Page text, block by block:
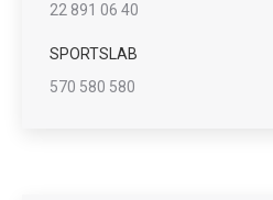
22 891 06 40
SPORTSLAB
570 580 580